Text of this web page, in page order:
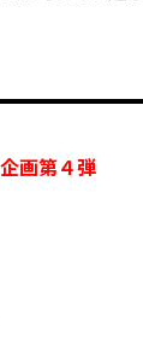
画第４弾